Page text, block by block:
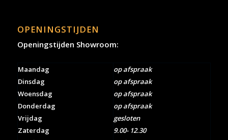
OPENINGSTIJDEN
Openingstijden Showroom:
Maandag
Dinsdag
Woensdag
Donderdag
Vrijdag
Zaterdag
op afspraak
op afspraak
op afspraak
op afspraak
gesloten
9.00- 12.30